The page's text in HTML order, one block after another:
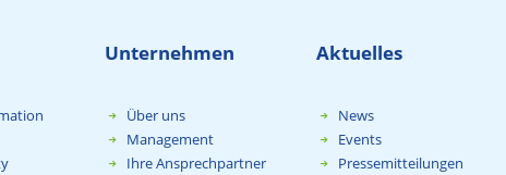
Unternehmen
Über uns
Management
Ihre Ansprechpartner
Aktuelles
News
Events
Pressemitteilungen